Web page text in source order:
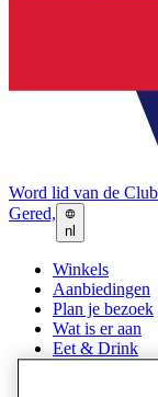
Word lid van de Club
Gered,
nl
Winkels
Aanbiedingen
Plan je bezoek
Wat is er aan
Eet & Drink